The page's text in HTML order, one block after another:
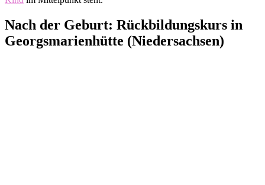
Nach der Geburt: Rückbildungskurs in
Georgsmarienhütte (Niedersachsen)